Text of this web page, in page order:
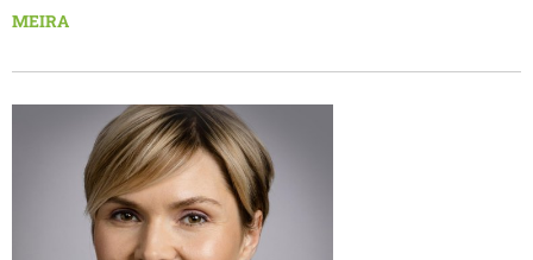
Tindastólsliðið frumsýndi tvo nýja leikmenn en þær dönsku
tvíburar.
MEIRA